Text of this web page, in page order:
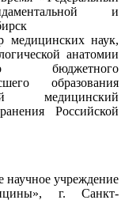
и
медицинских наук,
анатомии
бюджетного
образования
медицинский
Российской
научное учреждение
г. Санкт-